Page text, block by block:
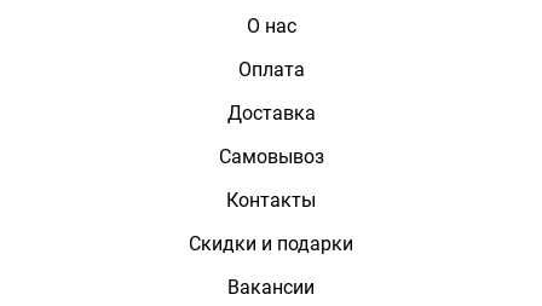
О нас
Оплата
Доставка
Самовывоз
Контакты
Скидки и подарки
Вакансии